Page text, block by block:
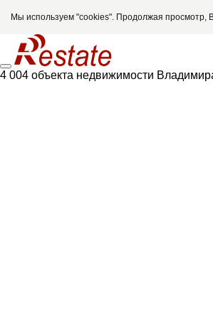
Мы используем "cookies". Продолжая просмотр,
4 004 объекта недвижимости